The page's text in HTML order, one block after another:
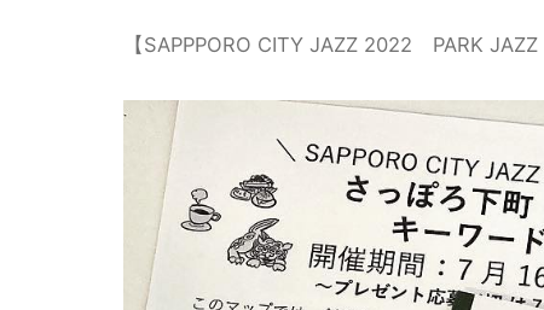
【SAPPPORO CITY JAZZ 2022 PARK